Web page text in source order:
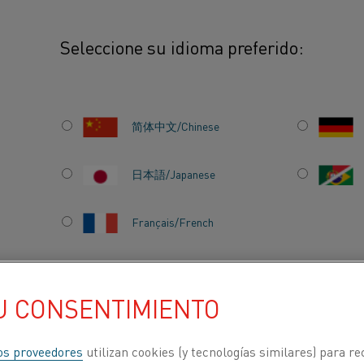
Seleccione su idioma preferido:
简体中文/Chinese
日本語/Japanese
Français/French
ACERCA DE
NOSOTROS
CENTRO DE
CONOCIMIENTO
la fabricación de
CONSENTIMIENTO
proveedores utilizan cookies (y tecnologías similares) para